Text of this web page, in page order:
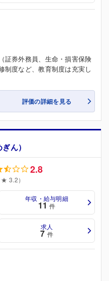
証券外務員、生命・損害保険
制度など、教育制度は充実し
評価の詳細を見る
ん）
2.8
★ 3.2）
年収・給与明細
11 件
求人
7 件